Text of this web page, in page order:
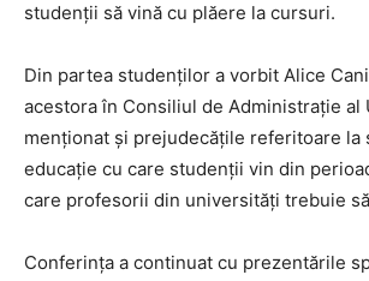
studenții să vină cu plăere la cursuri.
Din partea studenților a vorbit Alice
acestora în Consiliul de Administrație al
menționat și prejudecățile referitoare la
educație cu care studenții vin din
care profesorii din universități trebuie
Conferința a continuat cu prezentările